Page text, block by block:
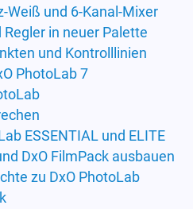
Weiß und 6-Kanal-Mixer
in neuer Palette
und Kontrolllinien
PhotoLab 7
ESSENTIAL und ELITE
DxO FilmPack ausbauen
zu DxO PhotoLab